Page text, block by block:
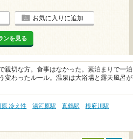
お気に入りに追加
ンを見る
親切な方。食事はなかった。素泊まりで一泊
変わったルール。温泉は大浴場と露天風呂が
原 冷え性 湯河原駅 真鶴駅
根府川駅